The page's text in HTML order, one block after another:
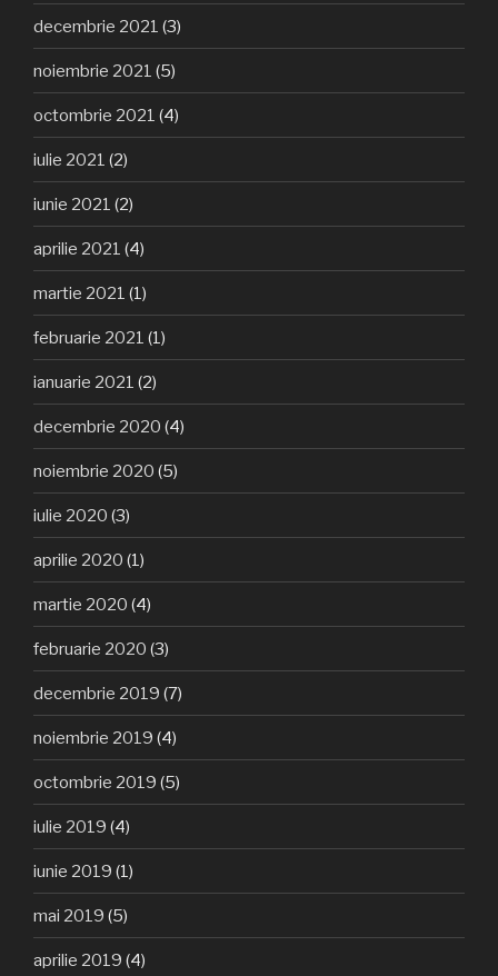
decembrie 2021 (3)
noiembrie 2021 (5)
octombrie 2021 (4)
iulie 2021 (2)
iunie 2021 (2)
aprilie 2021 (4)
martie 2021 (1)
februarie 2021 (1)
ianuarie 2021 (2)
decembrie 2020 (4)
noiembrie 2020 (5)
iulie 2020 (3)
aprilie 2020 (1)
martie 2020 (4)
februarie 2020 (3)
decembrie 2019 (7)
noiembrie 2019 (4)
octombrie 2019 (5)
iulie 2019 (4)
iunie 2019 (1)
mai 2019 (5)
aprilie 2019 (4)